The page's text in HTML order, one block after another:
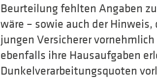
Beurteilung fehlten Angaben
wäre – sowie auch der
jungen Versicherer
ebenfalls ihre Hausaufgaben
Dunkelverarbeitungsquoten